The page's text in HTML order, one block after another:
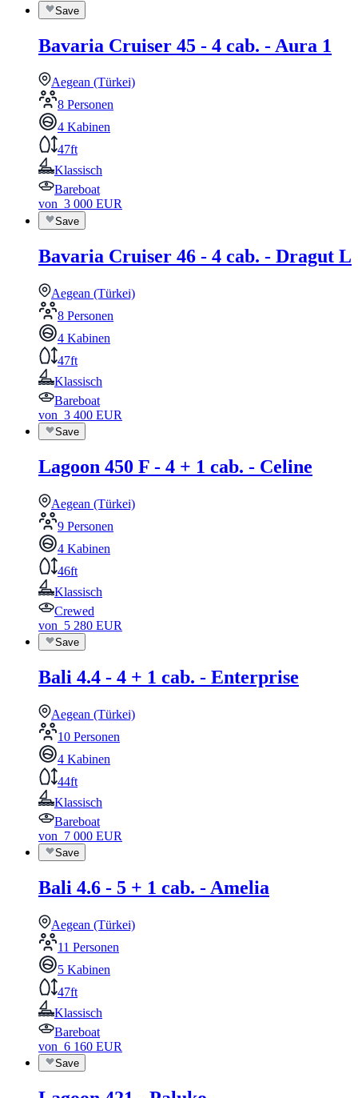
Save
Bavaria Cruiser 45 - 4 cab. - Aura 1
Aegean (Türkei)
8 Personen
4 Kabinen
47ft
Klassisch
Bareboat
von 3 000 EUR
Save
Bavaria Cruiser 46 - 4 cab. - Dragut L
Aegean (Türkei)
8 Personen
4 Kabinen
47ft
Klassisch
Bareboat
von 3 400 EUR
Save
Lagoon 450 F - 4 + 1 cab. - Celine
Aegean (Türkei)
9 Personen
4 Kabinen
46ft
Klassisch
Crewed
von 5 280 EUR
Save
Bali 4.4 - 4 + 1 cab. - Enterprise
Aegean (Türkei)
10 Personen
4 Kabinen
44ft
Klassisch
Bareboat
von 7 000 EUR
Save
Bali 4.6 - 5 + 1 cab. - Amelia
Aegean (Türkei)
11 Personen
5 Kabinen
47ft
Klassisch
Bareboat
von 6 160 EUR
Save